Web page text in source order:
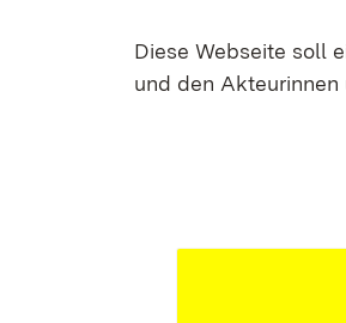
Diese Webseite soll
und den